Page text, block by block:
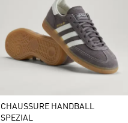
CHAUSSURE HANDBALL
SPEZIAL